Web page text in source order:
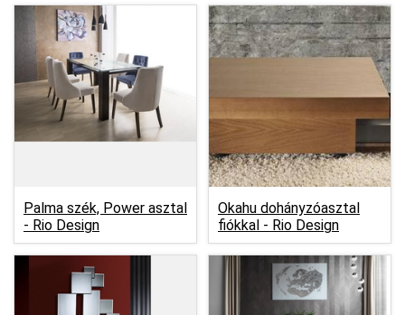
Palma szék, Power asztal
- Rio Design
Okahu dohányzóasztal
fiókkal - Rio Design